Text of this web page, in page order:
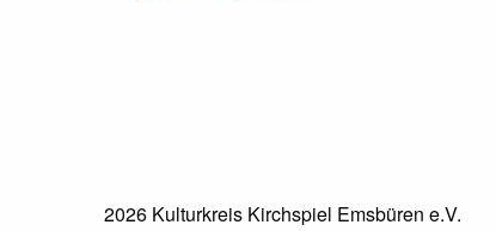
2026 Kulturkreis Kirchspiel Emsbüren e.V.